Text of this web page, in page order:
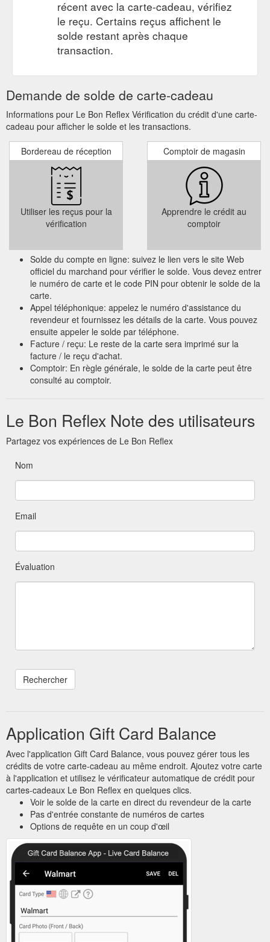
entreprise Adresse du propriétaire : 1, La Norminais 35320
Crevin N° de téléphone du propriétaire : 0612476679 SIRET :
80346465000024, code APE 7420Z Responsable de
publication : Monet Mickael – le.bon.reflex.photo@gmail.com
Webmaster : Monet Mickael – le.bon ...
SÉANCE PHOTO FAMILLE - Le bon reflex photo
CARTES
CADEAUX; BLOG; CONTACT; SÉANCE PHOTO FAMILLE.
Séance photo famille. 129,00 € quantité de SÉANCE PHOTO
FAMILLE. Ajouter au panier. Description ; Avis (0) Description.
Séance photo à domicile ou en extérieur; 5 photos HD
retouchées; 3 tirages papier 15×21; 1 agrandissement papier
20×30; Galerie en ligne pour le visionnage et le choix de vos
photos; Avis. Il n’y a pas encore ...
https://www.le-bon-
reflex.fr/produit/seance-photo-famille/
récent avec la carte-cadeau, vérifiez
le reçu. Certains reçus affichent le
solde restant après chaque
transaction.
Demande de solde de carte-cadeau
Informations pour Le Bon Reflex Vérification du crédit d'une carte-
cadeau pour afficher le solde et les transactions.
Bordereau de réception
Utiliser les reçus pour la
vérification
Comptoir de magasin
Apprendre le crédit au
comptoir
Solde du compte en ligne: suivez le lien vers le site Web
officiel du marchand pour vérifier le solde. Vous devez entrer
le numéro de carte et le code PIN pour obtenir le solde de la
carte.
Appel téléphonique: appelez le numéro d'assistance du
revendeur et fournissez les détails de la carte. Vous pouvez
ensuite appeler le solde par téléphone.
Facture / reçu: Le reste de la carte sera imprimé sur la
facture / le reçu d'achat.
Comptoir: En règle générale, le solde de la carte peut être
consulté au comptoir.
Le Bon Reflex Note des utilisateurs
Partagez vos expériences de Le Bon Reflex
Nom
Email
Évaluation
Application Gift Card Balance
Avec l'application Gift Card Balance, vous pouvez gérer tous les
crédits de votre carte-cadeau au même endroit. Ajoutez votre carte
à l'application et utilisez le vérificateur automatique de crédit pour
cartes-cadeaux Le Bon Reflex en quelques clics.
Voir le solde de la carte en direct du revendeur de la carte
Pas d'entrée constante de numéros de cartes
Options de requête en un coup d'œil